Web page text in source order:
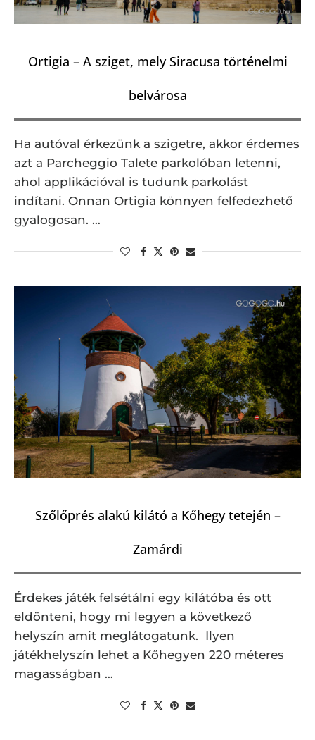
Ortigia – A sziget, mely Siracusa történelmi
belvárosa
Ha autóval érkezünk a szigetre, akkor érdemes
azt a Parcheggio Talete parkolóban letenni,
ahol applikációval is tudunk parkolást
indítani. Onnan Ortigia könnyen felfedezhető
gyalogosan. …
Szőlőprés alakú kilátó a Kőhegy tetején –
Zamárdi
Érdekes játék felsétálni egy kilátóba és ott
eldönteni, hogy mi legyen a következő
helyszín amit meglátogatunk. Ilyen
játékhelyszín lehet a Kőhegyen 220 méteres
magasságban …